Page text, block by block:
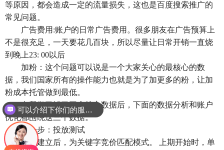
等原因，都会造成一定的流量损失，这也是百度搜索推广的
常见问题。
广告费用:账户的日常广告费用。很多朋友在广告预算上
不是很充足，一天要花几百块，所以尽量让日常开销一直烧
到晚上23: 00以后
加粉：这个问题可以说是一个大家关心的最核心的数
据，我们国家所有的操作能力也就是为了加更多的粉，让加
粉成本托管做到最低。
在我们了解了三个核心数据后，下面的数据分析和账户
优化都围绕这三个数据。
第一步：投放测试
账户建立后，为关键字竞价匹配模式。 上期开始时，单